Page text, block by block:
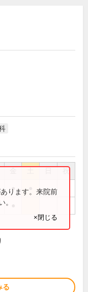
祝
●
ります。来院前
。
×閉じる
る